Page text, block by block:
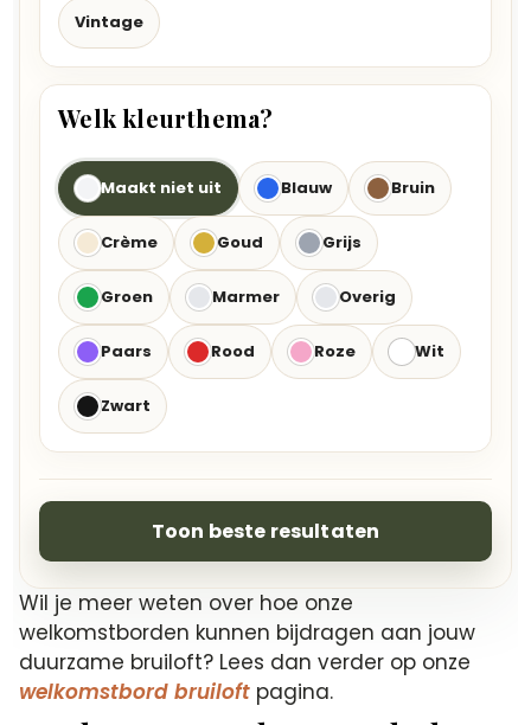
Vintage
Welk kleurthema?
Maakt niet uit Blauw Bruin
Crème Goud Grijs
Groen Marmer Overig
Paars Rood Roze Wit
Zwart
Toon beste resultaten
Wil je meer weten over hoe onze
welkomstborden kunnen bijdragen aan jouw
duurzame bruiloft? Lees dan verder op onze
welkomstbord bruiloft pagina.